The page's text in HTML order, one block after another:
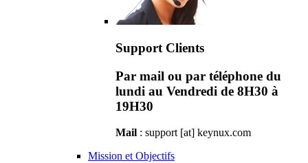
Support Clients
Par mail ou par téléphone du
lundi au Vendredi de 8H30 à
19H30
Mail : support [at] keynux.com
Mission et Objectifs